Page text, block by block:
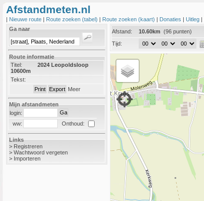
Afstandmeten.nl
| Nieuwe route | Route zoeken (tabel) | Route zoeken (kaart) | Donaties | Uitleg |
Ga naar
Route informatie
Titel:
2024 Leopoldsloop
10600m
Tekst:
Meer
Mijn afstandmeten
login:
ww:
Onthoud:
Links
> Registreren
> Wachtwoord vergeten
> Importeren
Afstand: 10.60km
(96 punten)
Tijd: